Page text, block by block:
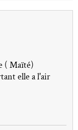
( Maïté)
elle a l'air